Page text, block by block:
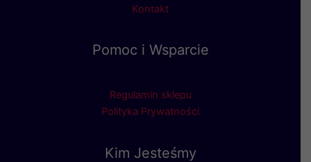
Kontakt
Pomoc i Wsparcie
Regulamin sklepu
Polityka Prywatności
Kim Jesteśmy